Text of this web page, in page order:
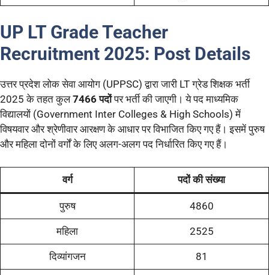
UP LT Grade Teacher
Recruitment 2025: Post Details
उत्तर प्रदेश लोक सेवा आयोग (UPPSC) द्वारा जारी LT ग्रेड शिक्षक भर्ती
2025 के तहत कुल7466 पदोंपर भर्ती की जाएगी। ये पद माध्यमिक
विद्यालयों (Government Inter Colleges & High Schools) में
विषयवार और श्रेणीवार आरक्षण के आधार पर विभाजित किए गए हैं। इसमें पुरुष
और महिला दोनों वर्गों के लिए अलग-अलग पद निर्धारित किए गए हैं।
वर्ग पदों की संख्या
पुरुष 4860
महिला 2525
दिव्यांगजन 81